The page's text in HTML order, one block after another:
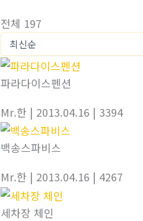
전체 197
파라다이스펜션
Mr.한 | 2013.04.16 | 3394
백송스파비스
Mr.한 | 2013.04.16 | 4267
세차장 체인